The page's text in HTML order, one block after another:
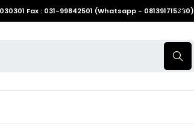
Fax : 031-99842501 (Whatsapp - 081391715330)